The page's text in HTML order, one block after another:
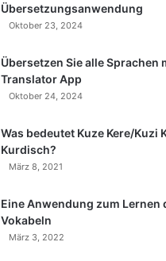
Übersetzungsanwendung
Oktober 23, 2024
Übersetzen Sie alle Sprachen
Translator App
Oktober 24, 2024
Was bedeutet Kuze Kere/Kuzi
Kurdisch?
März 8, 2021
Eine Anwendung zum Lernen
Vokabeln
März 3, 2022